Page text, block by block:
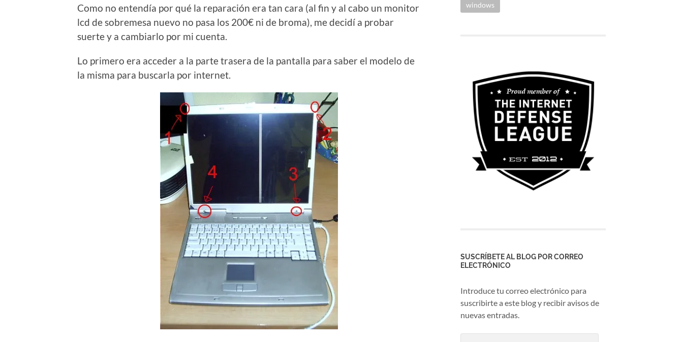
Como no entendía por qué la reparación era tan cara (al fin y al cabo un monitor
lcd de sobremesa nuevo no pasa los 200€ ni de broma), me decidí a probar
suerte y a cambiarlo por mi cuenta.
Lo primero era acceder a la parte trasera de la pantalla para saber el modelo de
la misma para buscarla por internet.
windows
SUSCRÍBETE AL BLOG POR CORREO
ELECTRÓNICO
Introduce tu correo electrónico para
suscribirte a este blog y recibir avisos de
nuevas entradas.